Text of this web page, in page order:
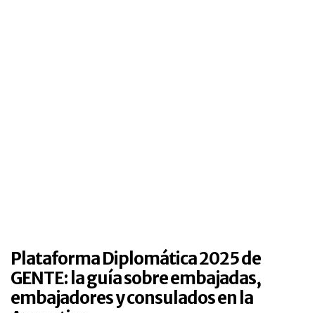
Plataforma Diplomática 2025 de
GENTE: la guía sobre embajadas,
embajadores y consulados en la